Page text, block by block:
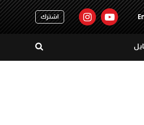
اشترك